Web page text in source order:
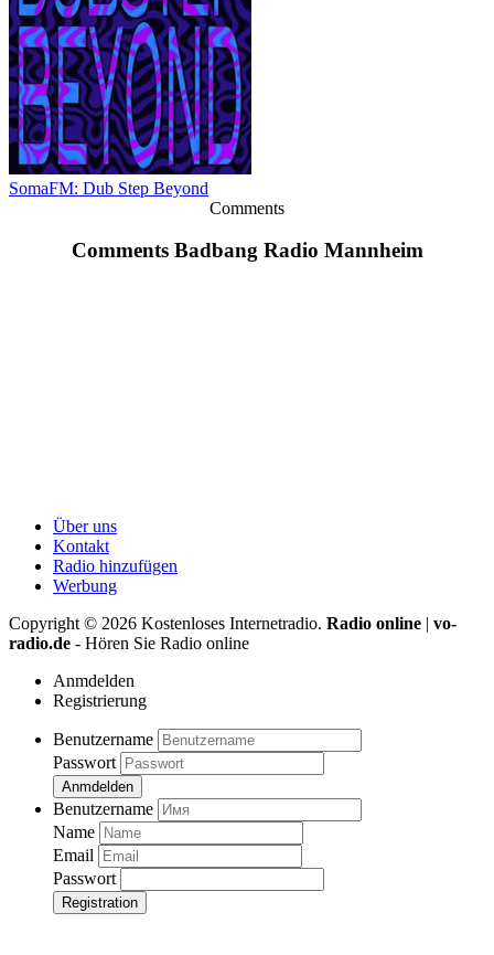
SomaFM: Dub Step Beyond
Comments
Comments Badbang Radio Mannheim
Über uns
Kontakt
Radio hinzufügen
Werbung
Copyright © 2026 Kostenloses Internetradio. Radio online | vo-
radio.de - Hören Sie Radio online
Anmdelden
Registrierung
Benutzername
Passwort
Anmdelden
Benutzername
Name
Email
Passwort
Registration